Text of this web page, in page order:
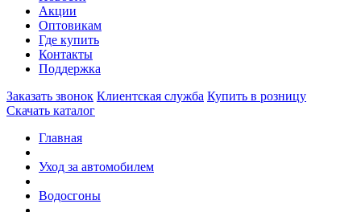
Акции
Оптовикам
Где купить
Контакты
Поддержка
Заказать звонок Клиентская служба Купить в розницу
Скачать каталог
Главная
Уход за автомобилем
Водосгоны